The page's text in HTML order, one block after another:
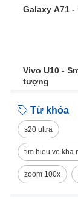
Galaxy A71
Vivo U10 -
tượng
Từ khóa
s20 ultra
tim hieu ve kha
zoom 100x